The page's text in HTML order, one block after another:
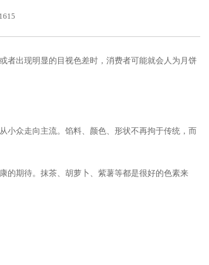
者出现明显的目视色差时，消费者可能就会人为月饼
小众走向主流。馅料、颜色、形状不再拘于传统，而
的期待。抹茶、胡萝卜、紫薯等都是很好的色素来